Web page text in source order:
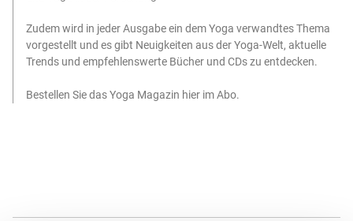
Zudem wird in jeder Ausgabe ein dem Yoga verwandtes Thema
vorgestellt und es gibt Neuigkeiten aus der Yoga-Welt, aktuelle
Trends und empfehlenswerte Bücher und CDs zu entdecken.
Bestellen Sie das Yoga Magazin hier im Abo.